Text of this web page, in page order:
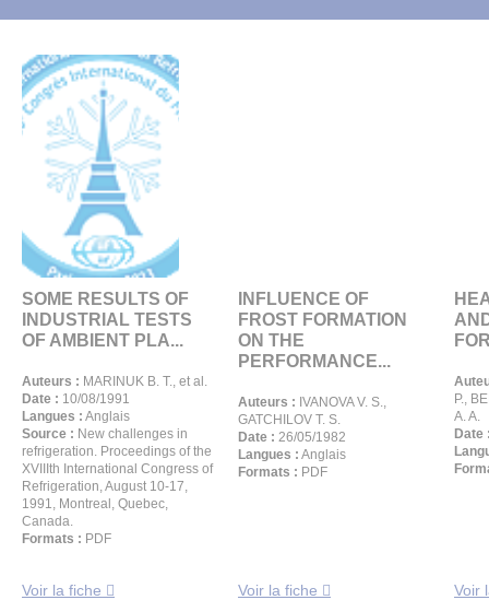
SOME RESULTS OF
INDUSTRIAL TESTS
OF AMBIENT PLA...
Auteurs : MARINUK B. T., et al.
Date : 10/08/1991
Langues : Anglais
Source : New challenges in
refrigeration. Proceedings of the
XVIIIth International Congress of
Refrigeration, August 10-17,
1991, Montreal, Quebec,
Canada.
Formats : PDF
Voir la fiche
INFLUENCE OF
FROST FORMATION
ON THE
PERFORMANCE...
Auteurs : IVANOVA V. S.,
GATCHILOV T. S.
Date : 26/05/1982
Langues : Anglais
Formats : PDF
Voir la fiche
P.,
A. A.
Date
Voir